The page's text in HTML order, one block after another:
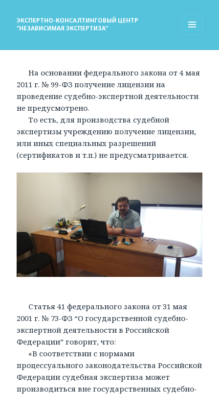
ЭКСПЕРТНО-КОНСАЛТИНГОВЫЙ ЦЕНТР
“НЕЗАВИСИМАЯ ЭКСПЕРТИЗА”
На основании федерального закона от 4 мая
2011 г. № 99-ФЗ получение лицензии на
проведение судебно-экспертной деятельности
не предусмотрено.
То есть, для производства судебной
экспертизы учреждению получение лицензии,
или иных специальных разрешений
(сертификатов и т.п.) не предусматривается.
Статья 41 федерального закона от 31 мая
2001 г. № 73-ФЗ “О государственной судебно-
экспертной деятельности в Российской
Федерации” говорит, что:
«В соответствии с нормами
процессуального законодательства Российской
Федерации судебная экспертиза может
производиться вне государственных судебно-